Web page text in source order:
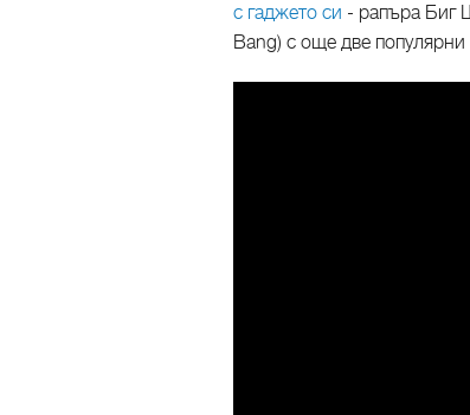
с гаджето си - рапъра Биг
Bang) с още две